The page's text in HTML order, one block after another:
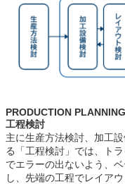
PRODUCTION
工程検討
主に生産方法検討、加工
る「工程検討」では、ト
でエラーの出ないよう、
し、先端の工程でレイア